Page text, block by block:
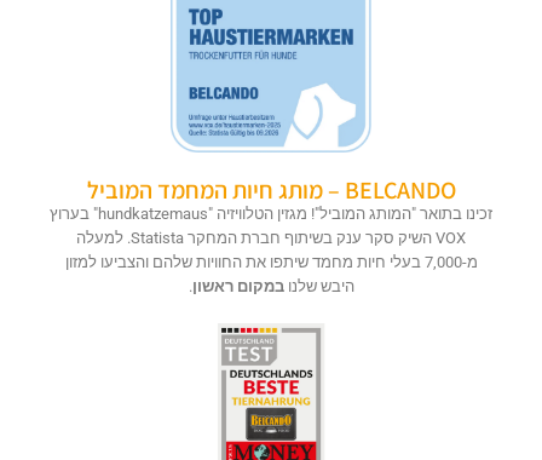
BELCANDO – מותג חיות המחמד המוביל
זכינו בתואר "המותג המוביל"! מגזין הטלוויזיה "hundkatzemaus" בערוץ
VOX השיק סקר ענק בשיתוף חברת המחקר Statista. למעלה
מ-7,000 בעלי חיות מחמד שיתפו את החוויות שלהם והצביעו למזון
היבש שלנובמקום ראשון.